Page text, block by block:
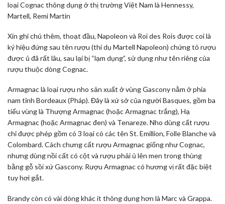
loại Cognac thông dụng ở thị trường Việt Nam là Hennessy,
Martell, Remi Martin
Xin ghi chú thêm, thoạt đầu, Napoleon và Roi des Rois được coi là
ký hiệu đứng sau tên rượu (thí dụ Martell Napoleon) chứng tỏ rượu
được ủ đã rất lâu, sau lại bị “lạm dụng”, sử dụng như tên riêng của
rượu thuộc dòng Cognac.
Armagnac là loại rượu nho sản xuất ở vùng Gascony nằm ở phía
nam tỉnh Bordeaux (Pháp). Đây là xứ sở của người Basques, gồm ba
tiểu vùng là Thượng Armagnac (hoặc Armagnac trắng), Hạ
Armagnac (hoặc Armagnac đen) và Tenareze. Nho dùng cất rượu
chỉ được phép gồm có 3 loại có các tên St. Emillion, Folle Blanche và
Colombard. Cách chưng cất rượu Armagnac giống như Cognac,
nhưng dùng nồi cất có cột và rượu phải ủ lên men trong thùng
bằng gỗ sồi xứ Gascony. Rượu Armagnac có hương vị rất đặc biệt
tuy hơi gắt.
Brandy còn có vài dòng khác ít thông dụng hơn là Marc và Grappa.